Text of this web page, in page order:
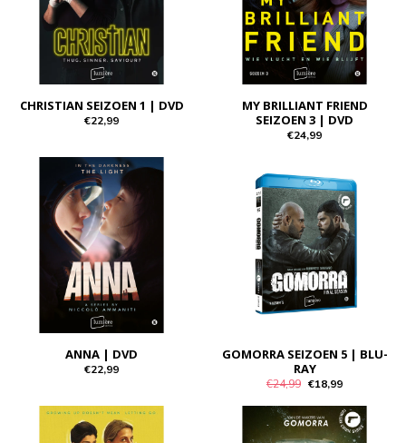
CHRISTIAN SEIZOEN 1 | DVD
€22,99
MY BRILLIANT FRIEND
SEIZOEN 3 | DVD
€24,99
ANNA | DVD
€22,99
GOMORRA SEIZOEN 5 | BLU-
RAY
€24,99 €18,99